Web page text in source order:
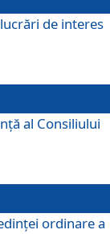
de interes
al Consiliului
ordinare a